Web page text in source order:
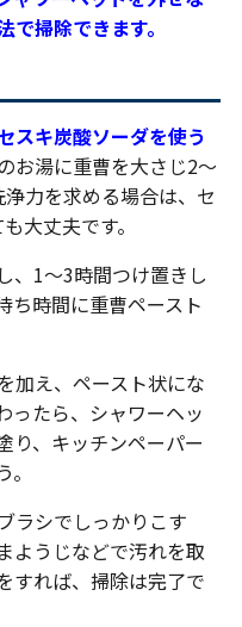
掃除できます。
スキ炭酸ソーダを使う
お湯に重曹を大さじ2〜
力を求める場合は、セ
大丈夫です。
、1〜3時間つけ置きし
ち時間に重曹ペースト
加え、ペースト状にな
ったら、シャワーヘッ
り、キッチンペーパー
ラシでしっかりこす
ようじなどで汚れを取
すれば、掃除は完了で